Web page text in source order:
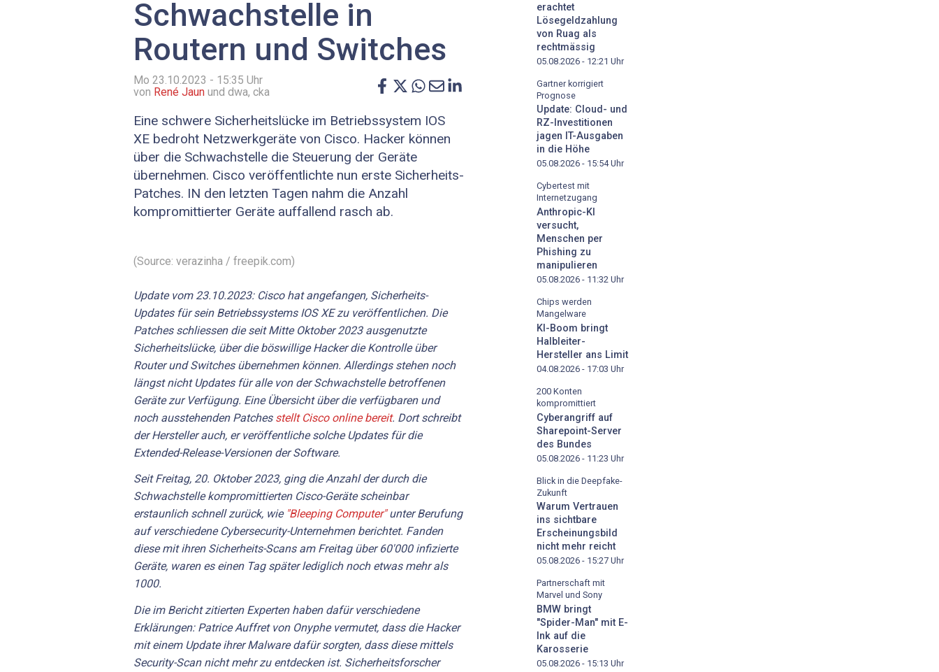
Schwachstelle in
Routern und Switches
Mo 23.10.2023 - 15:35 Uhr
von René Jaun und dwa, cka
Eine schwere Sicherheitslücke im Betriebssystem IOS
XE bedroht Netzwerkgeräte von Cisco. Hacker können
über die Schwachstelle die Steuerung der Geräte
übernehmen. Cisco veröffentlichte nun erste Sicherheits-
Patches. IN den letzten Tagen nahm die Anzahl
kompromittierter Geräte auffallend rasch ab.
(Source: verazinha / freepik.com)
Update vom 23.10.2023: Cisco hat angefangen, Sicherheits-
Updates für sein Betriebssystems IOS XE zu veröffentlichen. Die
Patches schliessen die seit Mitte Oktober 2023 ausgenutzte
Sicherheitslücke, über die böswillige Hacker die Kontrolle über
Router und Switches übernehmen können. Allerdings stehen noch
längst nicht Updates für alle von der Schwachstelle betroffenen
Geräte zur Verfügung. Eine Übersicht über die verfügbaren und
noch ausstehenden Patches stellt Cisco online bereit. Dort schreibt
der Hersteller auch, er veröffentliche solche Updates für die
Extended-Release-Versionen der Software.
Seit Freitag, 20. Oktober 2023, ging die Anzahl der durch die
Schwachstelle kompromittierten Cisco-Geräte scheinbar
erstaunlich schnell zurück, wie "Bleeping Computer"unter Berufung
auf verschiedene Cybersecurity-Unternehmen berichtet. Fanden
diese mit ihren Sicherheits-Scans am Freitag über 60'000 infizierte
Geräte, waren es einen Tag später lediglich noch etwas mehr als
1000.
Die im Bericht zitierten Experten haben dafür verschiedene
Erklärungen: Patrice Auffret von Onyphe vermutet, dass die Hacker
mit einem Update ihrer Malware dafür sorgten, dass diese mittels
Security-Scan nicht mehr zu entdecken ist. Sicherheitsforscher
erachtet
Lösegeldzahlung
von Ruag als
rechtmässig
05.08.2026 - 12:21 Uhr
Gartner korrigiert
Prognose
Update: Cloud- und
RZ-Investitionen
jagen IT-Ausgaben
in die Höhe
05.08.2026 - 15:54Uhr
Cybertest mit
Internetzugang
Anthropic-KI
versucht,
Menschen per
Phishing zu
manipulieren
05.08.2026 - 11:32 Uhr
Chips werden
Mangelware
KI-Boom bringt
Halbleiter-
Hersteller ans Limit
04.08.2026 - 17:03 Uhr
200 Konten
kompromittiert
Cyberangriff auf
Sharepoint-Server
des Bundes
05.08.2026 - 11:23 Uhr
Blick in die Deepfake-
Zukunft
Warum Vertrauen
ins sichtbare
Erscheinungsbild
nicht mehr reicht
05.08.2026 - 15:27 Uhr
Partnerschaft mit
Marvel und Sony
BMW bringt
"Spider-Man" mit E-
Ink auf die
Karosserie
05.08.2026 - 15:13 Uhr